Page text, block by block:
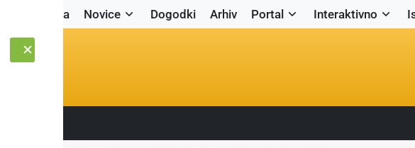
Naslovnica Novice Dogodki Arhiv Portal Interaktivno